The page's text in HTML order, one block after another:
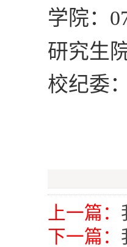
学院：
研究生
校纪委
上一篇：
下一篇：